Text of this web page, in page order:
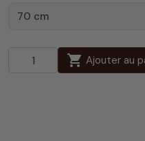
70 cm
shopping_cart Ajouter au